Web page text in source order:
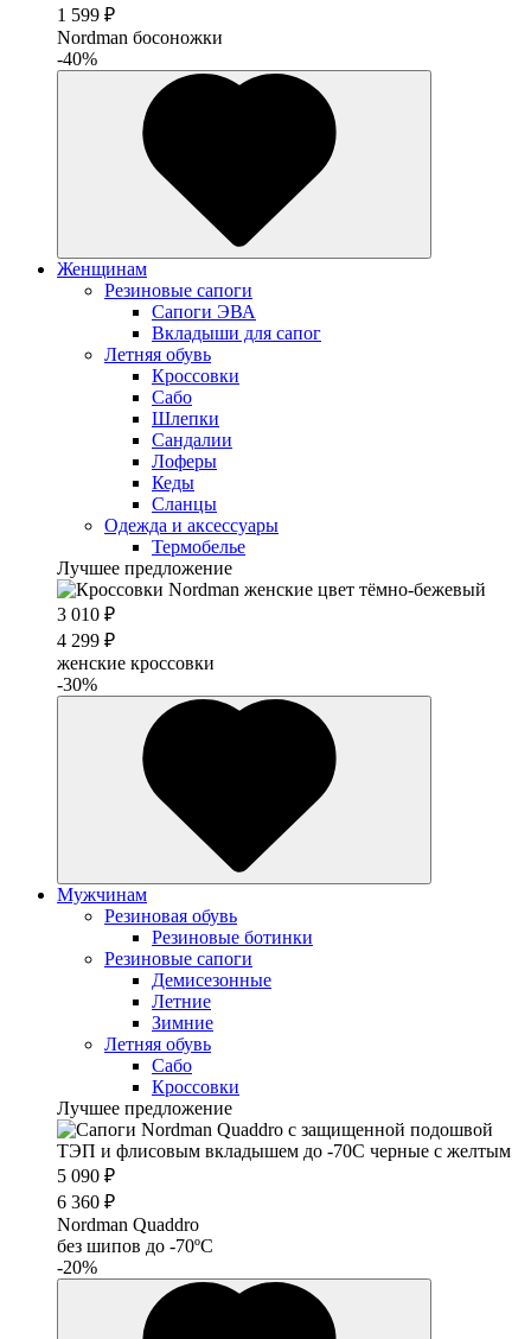
1 599 ₽
Nordman босоножки
-40%
Женщинам
Резиновые сапоги
Cапоги ЭВА
Вкладыши для сапог
Летняя обувь
Кроссовки
Сабо
Шлепки
Сандалии
Лоферы
Кеды
Сланцы
Одежда и аксессуары
Термобелье
Лучшее предложение
3 010 ₽
4 299 ₽
женские кроссовки
-30%
Мужчинам
Резиновая обувь
Резиновые ботинки
Резиновые сапоги
Демисезонные
Летние
Зимние
Летняя обувь
Сабо
Кроссовки
Лучшее предложение
5 090 ₽
6 360 ₽
Nordman Quaddro
без шипов до -70ºС
-20%